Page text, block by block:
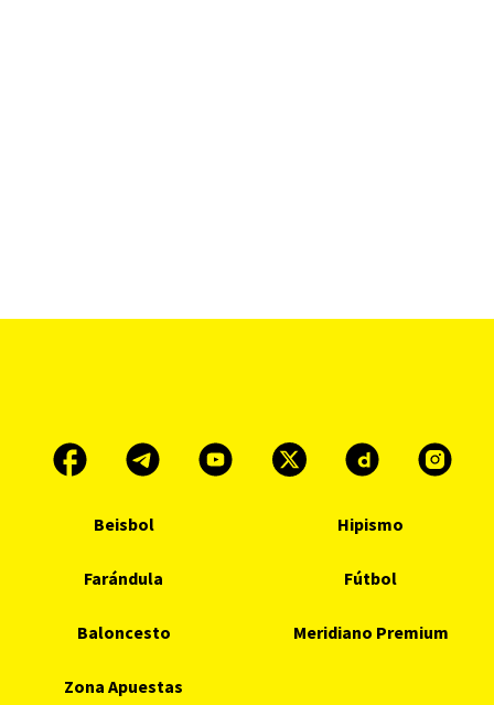
Beisbol Hipismo
Farándula Fútbol
Baloncesto Meridiano Premium
Zona Apuestas